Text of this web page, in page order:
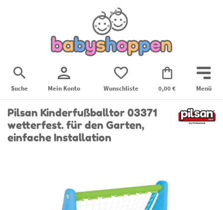
Suche Mein Konto Wunschliste 0,00 € Menü
Pilsan Kinderfußballtor 03371
wetterfest. für den Garten,
einfache Installation